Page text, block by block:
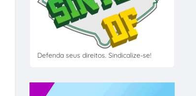
Defenda seus direitos. Sindicalize-se!